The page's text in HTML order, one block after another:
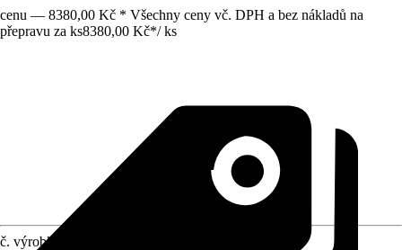
cenu — 8380,00 Kč * Všechny ceny vč. DPH a bez nákladů na
přepravu za ks8380,00 Kč*/ ks
č. výrobku